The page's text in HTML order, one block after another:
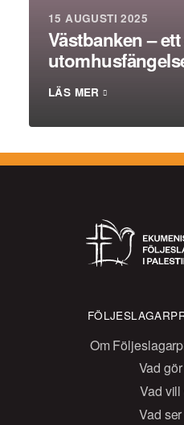
15 AUGUSTI 2025
Västbanken –
LÄS MER
Om
Vad
Vad vill
Vad